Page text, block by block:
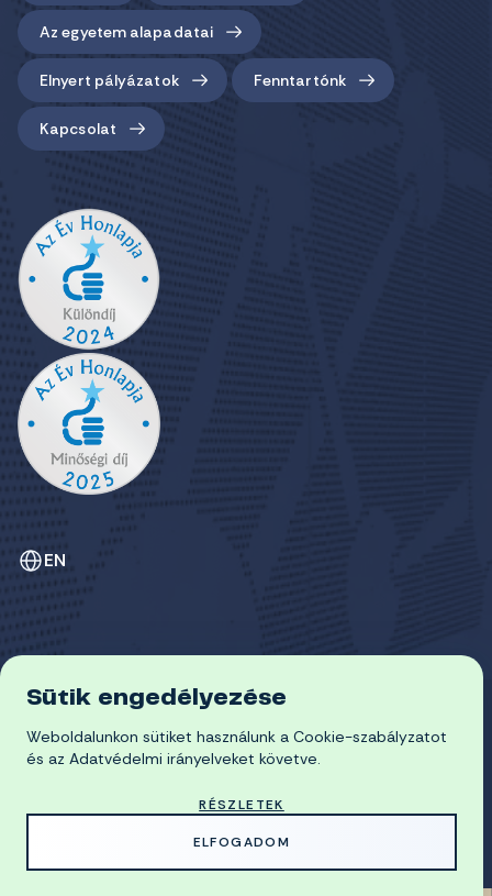
Az egyetem alapadatai
Elnyert pályázatok Fenntartónk
Kapcsolat
EN
© 2026 Miskolci Egyetem
ADATVÉDELEM
COOKIE-SZABÁLYZAT
Sütik engedélyezése
Weboldalunkon sütiket használunk a Cookie-szabályzatot
és az Adatvédelmi irányelveket követve.
RÉSZLETEK
ELFOGADOM